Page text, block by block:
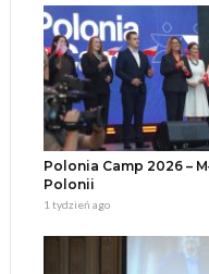
Polonia Camp 2026 –
Polonii
1 tydzień ago